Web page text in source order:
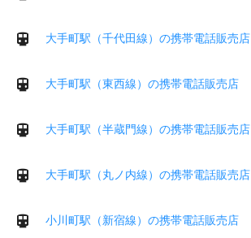
大手町駅（千代田線）の携帯電話販売店
大手町駅（東西線）の携帯電話販売店
大手町駅（半蔵門線）の携帯電話販売店
大手町駅（丸ノ内線）の携帯電話販売店
小川町駅（新宿線）の携帯電話販売店